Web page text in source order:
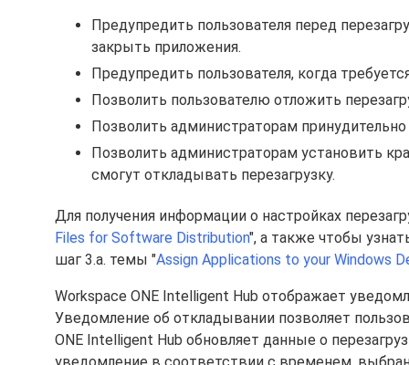
Предупредить пользователя перед
закрыть приложения.
Предупредить пользователя, когда
Позволить пользователю отложить
Позволить администраторам принудительно
Позволить администраторам установить
смогут откладывать перезагрузку.
Для получения информации о настройках
Files for Software Distribution", а также чтобы
шаг 3.a. темы "Assign Applications to your Windows
Workspace ONE Intelligent Hub отображает
Уведомление об откладывании позволяет
ONE Intelligent Hub обновляет данные о
уведомление в соответствии с временем,